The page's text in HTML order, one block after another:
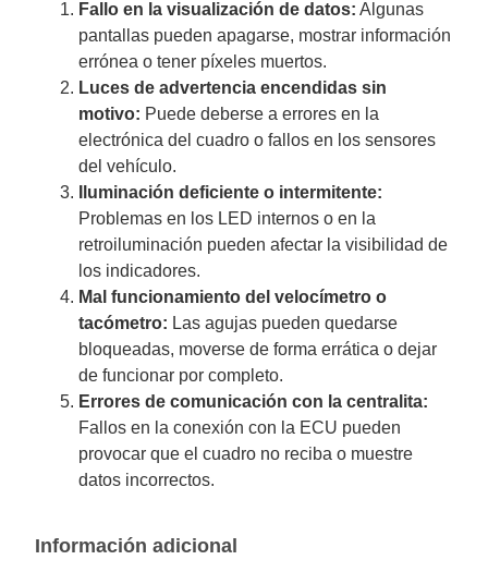
Fallo en la visualización de datos: Algunas
pantallas pueden apagarse, mostrar información
errónea o tener píxeles muertos.
Luces de advertencia encendidas sin
motivo: Puede deberse a errores en la
electrónica del cuadro o fallos en los sensores
del vehículo.
Iluminación deficiente o intermitente:
Problemas en los LED internos o en la
retroiluminación pueden afectar la visibilidad de
los indicadores.
Mal funcionamiento del velocímetro o
tacómetro: Las agujas pueden quedarse
bloqueadas, moverse de forma errática o dejar
de funcionar por completo.
Errores de comunicación con la centralita:
Fallos en la conexión con la ECU pueden
provocar que el cuadro no reciba o muestre
datos incorrectos.
Información adicional